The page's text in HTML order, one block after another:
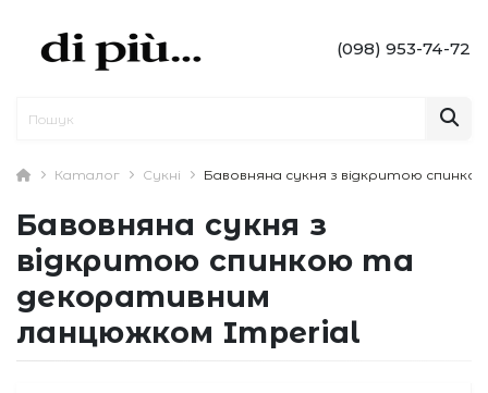
(098) 953-74-72
Каталог Сукні Бавовняна сукня з відкритою
Бавовняна сукня з
відкритою спинкою та
декоративним
ланцюжком Imperial